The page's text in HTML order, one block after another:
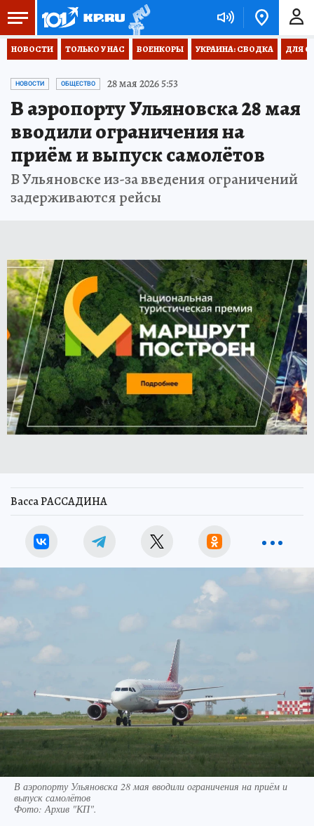
НОВОСТИ ТОЛЬКО У НАС ВОЕНКОРЫ УКРАИНА: СВОДКА ДЛЯ
НОВОСТИ ОБЩЕСТВО 28 мая 2026 5:53
В аэропорту Ульяновска 28 мая
вводили ограничения на
приём и выпуск самолётов
В Ульяновске из-за введения ограничений
задерживаются рейсы
Васса РАССАДИНА
В аэропорту Ульяновска 28 мая вводили ограничения на приём и
выпуск самолётов
Фото: Архив "КП".